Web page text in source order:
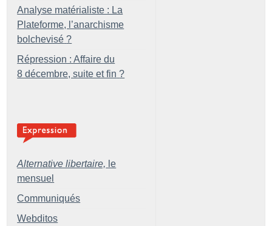
Analyse matérialiste : La
Plateforme, l’anarchisme
bolchevisé ?
Répression : Affaire du
8 décembre, suite et fin ?
Alternative libertaire, le
mensuel
Communiqués
Webditos